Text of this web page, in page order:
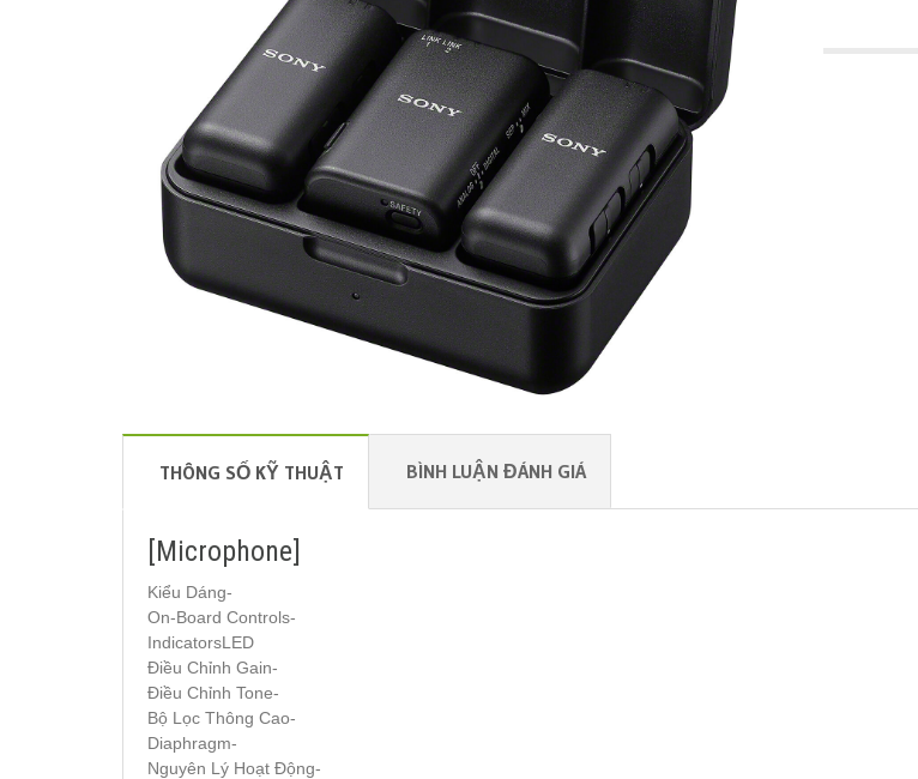
THÔNG SỐ KỸ THUẬT BÌNH LUẬN ĐÁNH GIÁ
[Microphone]
Kiểu Dáng-
On-Board Controls-
IndicatorsLED
Điều Chỉnh Gain-
Điều Chỉnh Tone-
Bộ Lọc Thông Cao-
Diaphragm-
Nguyên Lý Hoạt Động-